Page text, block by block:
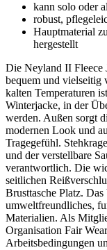
kann solo oder
robust,
Hauptmaterial
hergestellt
Die Neyland II Fleece
bequem und vielseitig
kalten Temperaturen
Winterjacke, in der
werden. Außen sorgt
modernen Look und
Tragegefühl.
und der verstellbare
verantwortlich. Die
seitlichen
Brusttasche Platz.
umweltfreundliches,
Materialien. Als
Organisation Fair
Arbeitsbedingungen